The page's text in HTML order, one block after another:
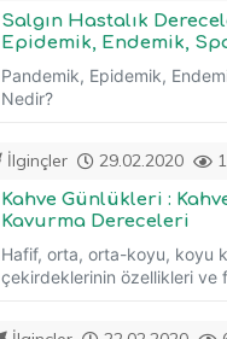
Salgın Hastalık
Epidemik, Endemik,
Pandemik, Epidemik,
Nedir?
İlginçler 29.02.2020
Kahve Günlükleri :
Kavurma Dereceleri
Hafif, orta, orta-koyu, koyu
çekirdeklerinin özellikleri ve